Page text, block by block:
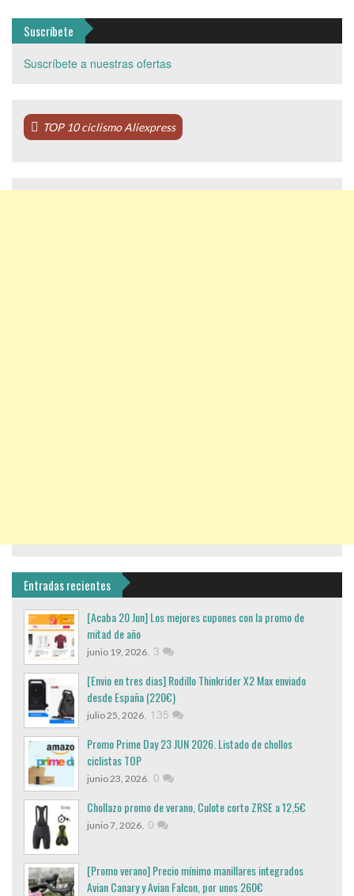
Suscríbete
Suscríbete a nuestras ofertas
TOP 10 ciclismo Aliexpress
Entradas recientes
[Acaba 20 Jun] Los mejores cupones con la promo de
mitad de año
junio 19, 2026, 3
[Envio en tres dias] Rodillo Thinkrider X2 Max enviado
desde España (220€)
julio 25, 2026, 135
Promo Prime Day 23 JUN 2026. Listado de chollos
ciclistas TOP
junio 23, 2026, 0
Chollazo promo de verano, Culote corto ZRSE a 12,5€
junio 7, 2026, 0
[Promo verano] Precio mínimo manillares integrados
Avian Canary y Avian Falcon, por unos 260€